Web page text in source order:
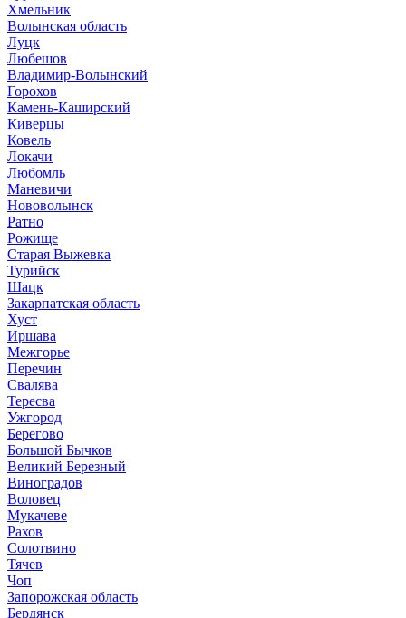
Хмельник
Волынская область
Луцк
Любешов
Владимир-Волынский
Горохов
Камень-Каширский
Киверцы
Ковель
Локачи
Любомль
Маневичи
Нововолынск
Ратно
Рожище
Старая Выжевка
Турийск
Шацк
Закарпатская область
Хуст
Иршава
Межгорье
Перечин
Свалява
Тересва
Ужгород
Берегово
Большой Бычков
Великий Березный
Виноградов
Воловец
Мукачеве
Рахов
Солотвино
Тячев
Чоп
Запорожская область
Бердянск